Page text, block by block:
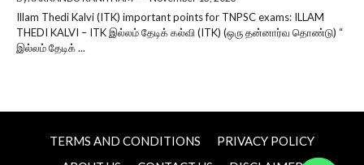
Illam Thedi Kalvi (ITK) important points for TNPSC exams: ILLAM
THEDI KALVI – ITK இல்லம் தேடிக் கல்வி (ITK) (ஒரு தன்னார்வ தொண்டு) “
இல்லம் தேடிக் ...
TERMS AND CONDITIONS
PRIVACY POLICY